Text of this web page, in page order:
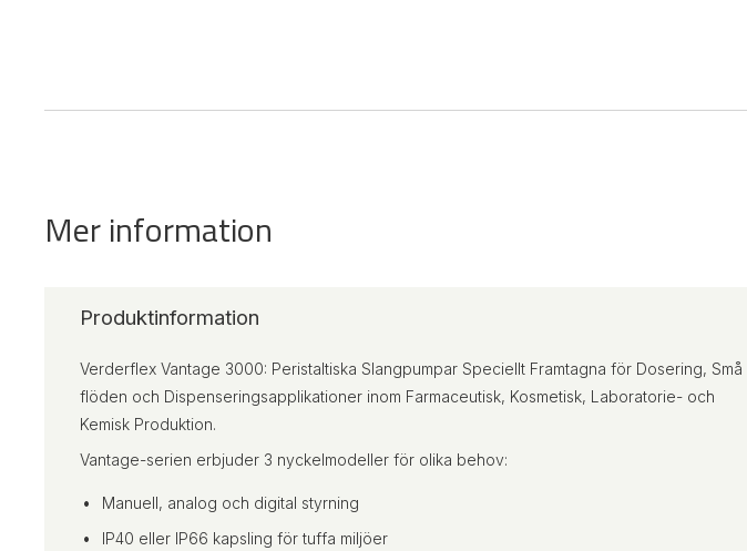
Mer information
Produktinformation
Verderflex Vantage 3000: Peristaltiska Slangpumpar Speciellt Framtagna för Dosering, Små
flöden och Dispenseringsapplikationer inom Farmaceutisk, Kosmetisk, Laboratorie- och
Kemisk Produktion.
Vantage-serien erbjuder 3 nyckelmodeller för olika behov:
Manuell, analog och digital styrning
IP40 eller IP66 kapsling för tuffa miljöer